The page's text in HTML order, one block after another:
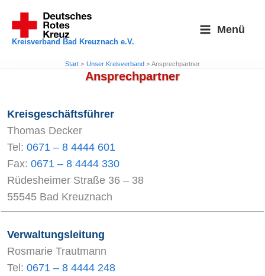
Inhalt
springen
Kreisverband Bad Kreuznach e.V.
Menü
Start Unser Kreisverband Ansprechpartner
Ansprechpartner
Kreisgeschäftsführer
Thomas Decker
Tel: 0671 – 8 4444 601
Fax: 0671 – 8 4444 330
Rüdesheimer Straße 36 – 38
55545 Bad Kreuznach
Verwaltungsleitung
Rosmarie Trautmann
Tel: 0671 – 8 4444 248